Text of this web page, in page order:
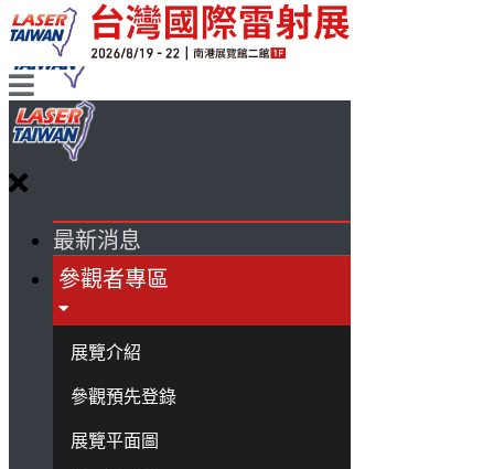
最新消息
參觀者專區
展覽介紹
參觀預先登錄
展覽平面圖